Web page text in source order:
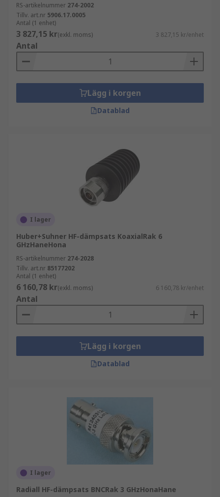
Relaterade kategorier
Komplettera med:
RF- och koaxialkontaktdon
Hitta rätt RF-dämpare hos RS
Utforska våra RF-dämpare och
radiofrekvensdämpare och välj en lösning som
passar din applikation.
RS-artikelnummer 274-2002
Tillv. art.nr 5906.17.0005
Antal (1 enhet)
3 827,15 kr(exkl. moms) 3 827,15 kr/enhet
Antal
Lägg i korgen
Datablad
I lager
Huber+Suhner HF-dämpsats KoaxialRak 6
GHzHaneHona
RS-artikelnummer 274-2028
Tillv. art.nr 85177202
Antal (1 enhet)
6 160,78 kr(exkl. moms) 6 160,78 kr/enhet
Antal
Lägg i korgen
Datablad
I lager
Radiall HF-dämpsats BNCRak 3 GHzHonaHane